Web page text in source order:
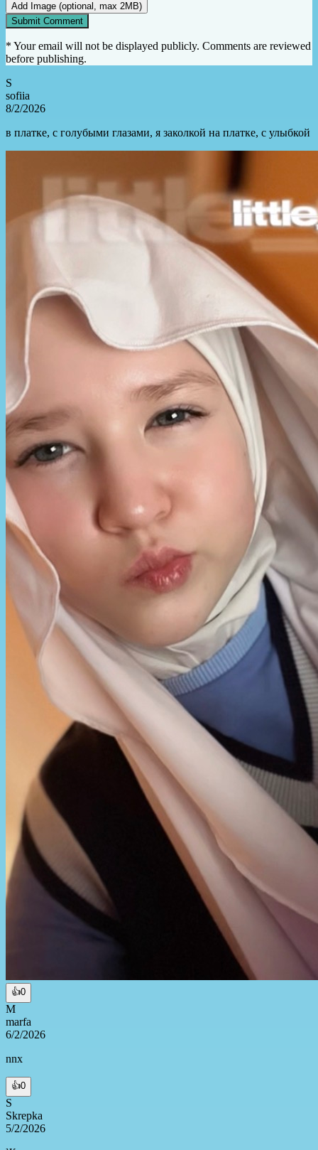
Add Image (optional, max 2MB)
Submit Comment
* Your email will not be displayed publicly. Comments are reviewed
before publishing.
S
sofiia
8/2/2026
в платке, с голубыми глазами, я заколкой на платке, с улыбкой
👍0
M
marfa
6/2/2026
nnx
👍0
S
Skrepka
5/2/2026